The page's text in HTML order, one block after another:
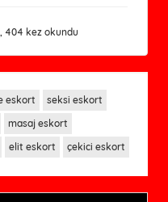
404 kez okundu
eskort
seksi eskort
masaj eskort
elit eskort çekici eskort